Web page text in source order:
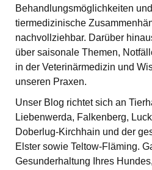
Behandlungsmöglichkeiten
tiermedizinische
nachvollziehbar. Darüber
über saisonale Themen,
in der Veterinärmedizin und
unseren Praxen.
Unser Blog richtet sich an
Liebenwerda, Falkenberg,
Doberlug-Kirchhain und der
Elster sowie Teltow-Fläming.
Gesunderhaltung Ihres